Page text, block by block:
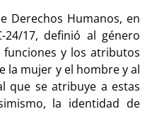
Derechos Humanos, en
24/17, definió al género
funciones y los atributos
la mujer y el hombre y al
que se atribuye a estas
la identidad de